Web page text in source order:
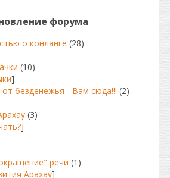
форума
о конланге (28)
(10)
]
от безденежья - Вам сюда!!! (2)
(3)
]
речи (1)
Арахау]